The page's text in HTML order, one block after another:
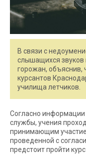
В связи с
слышащихся звуков
горожан, объяснив,
курсантов
училища летчиков.
Согласно
службы, учения
принимающим
проведенной с
предстоит пройти